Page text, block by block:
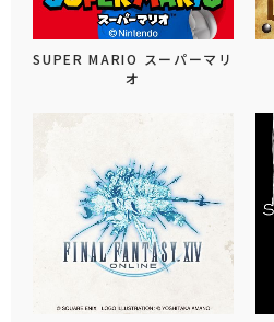
SUPER MARIO スーパーマリ
オ